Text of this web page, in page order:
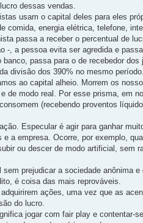
dessas vendas.
usam o capital deles para eles
comida, energia elétrica, telefone,
passa a receber o percentual de
-, a pessoa evita ser agredida e
passa para o de recebedor dos
divisão dos 390% no mesmo período.
ao capital alheio. Morrem os
de modo real. Por esse prisma, em
(recebendo proventos
Especular é agir para ganhar
a empresa. Ocorre, por exemplo,
ou descer de modo artificial, sem
prejudicar a sociedade anônima e
é coisa das mais reprováveis.
ações, uma vez que as
do lucro.
jogar com fair play e contentar-